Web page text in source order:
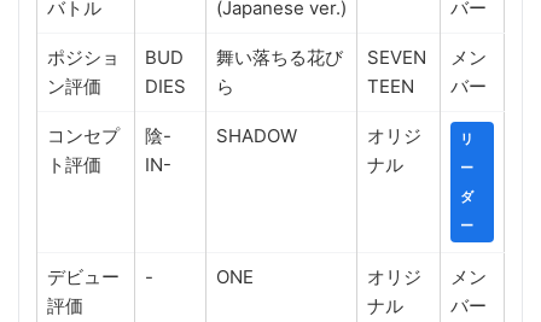
バトル
(Japanese ver.)
バー
ポジショ
ン評価
BUD
DIES
舞い落ちる花び
ら
SEVEN
TEEN
メン
バー
コンセプ
ト評価
陰-
IN-
SHADOW
オリジ
ナル
リ
ー
ダ
ー
デビュー
評価
- ONE
オリジ
ナル
メン
バー